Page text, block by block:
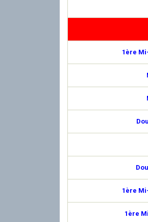
1ère
1ère
1ère